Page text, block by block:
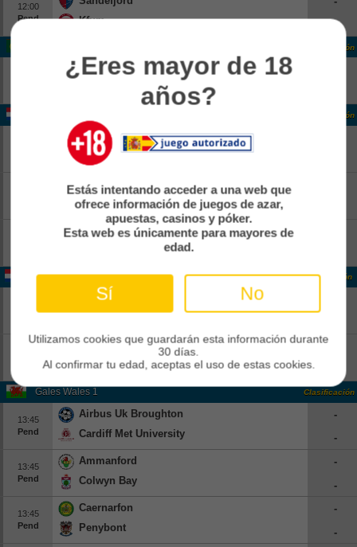
12:00
Pend
Kfum
Clasificación
Estoril
Clasificación
FC Dordrecht
Jong Ajax
FC Emmen
Roda Jc Kerkrade
Top Oss
Holanda Eerste Divisie Clasificación
Pend
Vvv-venlo
Vitesse
Rkc Waalwijk
Gales Wales 1 Clasificación
13:45
Pend
Airbus Uk Broughton
Cardiff Met University
-
-
13:45
Pend
Ammanford
Colwyn Bay
-
-
13:45
Pend
Caernarfon
Penybont
-
-
¿Eres mayor de 18
años?
Estás intentando acceder a una web que
ofrece información de juegos de azar,
apuestas, casinos y póker.
Esta web es únicamente para mayores de
edad.
Sí No
Utilizamos cookies que guardarán esta información durante
30 días.
Al confirmar tu edad, aceptas el uso de estas cookies.